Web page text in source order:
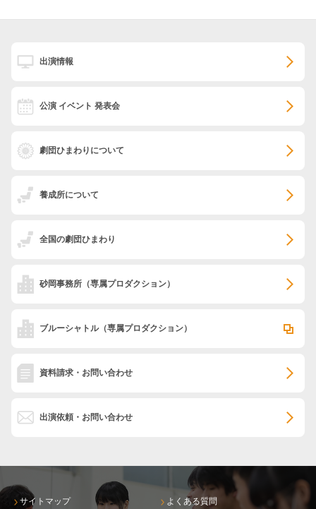
出演情報
公演 イベント 発表会
劇団ひまわりについて
養成所について
全国の劇団ひまわり
砂岡事務所 （専属プロダクション）
ブルーシャトル（専属プロダクション）
資料請求・お問い合わせ
出演依頼・お問い合わせ
サイトマップ よくある質問